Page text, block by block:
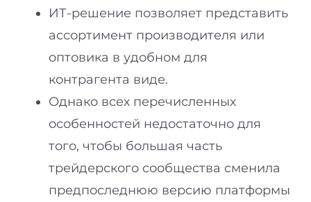
ИТ-решение позволяет представить
ассортимент производителя или
оптовика в удобном для
контрагента виде.
Однако всех перечисленных
особенностей недостаточно для
того, чтобы большая часть
трейдерского сообщества сменила
предпоследнюю версию платформы